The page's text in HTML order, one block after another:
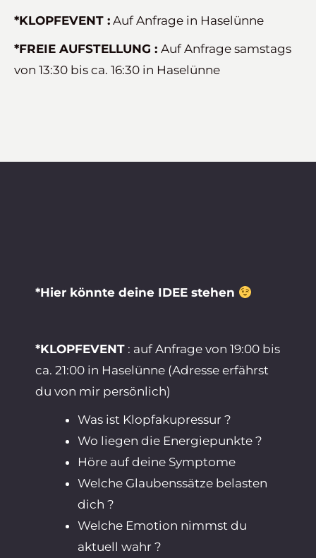
*KLOPFEVENT : Auf Anfrage in Haselünne
*FREIE AUFSTELLUNG : Auf Anfrage samstags
von 13:30 bis ca. 16:30 in Haselünne
*Hier könnte deine IDEE stehen
*KLOPFEVENT : auf Anfrage von 19:00 bis
ca. 21:00 in Haselünne (Adresse erfährst
du von mir persönlich)
Was ist Klopfakupressur ?
Wo liegen die Energiepunkte ?
Höre auf deine Symptome
Welche Glaubenssätze belasten
dich ?
Welche Emotion nimmst du
aktuell wahr ?